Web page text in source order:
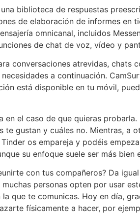
biblioteca de respuestas
de elaboración de informes en
omnicanal, incluidos
de chat de voz, vídeo y
conversaciones atrevidas,
a continuación.
está disponible en tu móvil,
en el caso de que quieras
te gustan y cuáles no. Mientras, a
os empareja y podéis
su enfoque suele ser más bien
con tus compañeros? Da
personas opten por usar
que te comunicas. Hoy en día,
físicamente a hacer, por